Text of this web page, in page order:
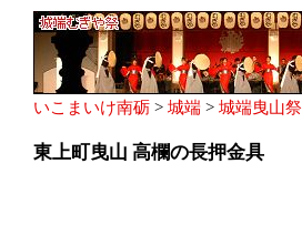
いこまいけ南砺 > 城端 > 城端曳山祭
東上町曳山 高欄の長押金具